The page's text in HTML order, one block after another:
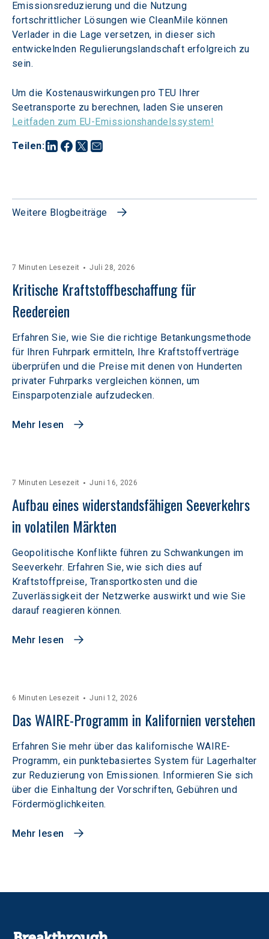
Teilen:
Emissionsreduzierung und die Nutzung
fortschrittlicher Lösungen wie CleanMile können
Verlader in die Lage versetzen, in dieser sich
entwickelnden Regulierungslandschaft erfolgreich zu
sein.
Um die Kostenauswirkungen pro TEU Ihrer
Seetransporte zu berechnen, laden Sie unseren
Leitfaden zum EU-Emissionshandelssystem!
Weitere Blogbeiträge
7 Minuten Lesezeit Juli 28, 2026
Kritische Kraftstoffbeschaffung für
Reedereien
Erfahren Sie, wie Sie die richtige Betankungsmethode
für Ihren Fuhrpark ermitteln, Ihre Kraftstoffverträge
überprüfen und die Preise mit denen von Hunderten
privater Fuhrparks vergleichen können, um
Einsparpotenziale aufzudecken.
Mehr lesen
7 Minuten Lesezeit Juni 16, 2026
Aufbau eines widerstandsfähigen Seeverkehrs
in volatilen Märkten
Geopolitische Konflikte führen zu Schwankungen im
Seeverkehr. Erfahren Sie, wie sich dies auf
Kraftstoffpreise, Transportkosten und die
Zuverlässigkeit der Netzwerke auswirkt und wie Sie
darauf reagieren können.
Mehr lesen
6 Minuten Lesezeit Juni 12, 2026
Das WAIRE-Programm in Kalifornien verstehen
Erfahren Sie mehr über das kalifornische WAIRE-
Programm, ein punktebasiertes System für Lagerhalter
zur Reduzierung von Emissionen. Informieren Sie sich
über die Einhaltung der Vorschriften, Gebühren und
Fördermöglichkeiten.
Mehr lesen